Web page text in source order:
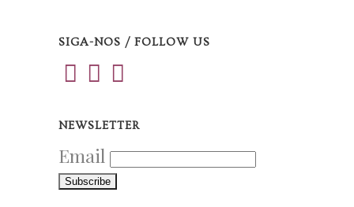
SIGA-NOS / FOLLOW US
NEWSLETTER
Email